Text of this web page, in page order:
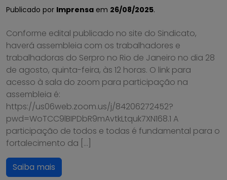
Publicado por Imprensa em 26/08/2025.
Conforme edital publicado no site do Sindicato,
haverá assembleia com os trabalhadores e
trabalhadoras do Serpro no Rio de Janeiro no dia 28
de agosto, quinta-feira, às 12 horas. O link para
acesso à sala do zoom para participação na
assembleia é:
https://us06web.zoom.us/j/84206272452?
pwd=WoTCC9lBIPDbR9mAvtkLtquk7XN168.1 A
participação de todos e todas é fundamental para o
fortalecimento da […]
Saiba mais